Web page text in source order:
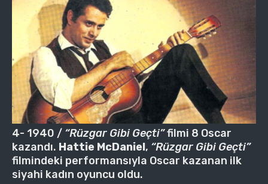
4- 1940 / “Rüzgar Gibi Geçti”filmi 8 Oscar
kazandı. Hattie McDaniel, “Rüzgar Gibi Geçti”
filmindeki performansıyla Oscar kazanan ilk
siyahi kadın oyuncu oldu.